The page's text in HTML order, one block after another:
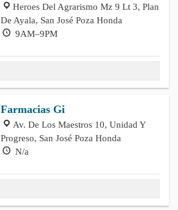
Heroes Del Agrarismo Mz 9 Lt 3, Plan
De Ayala, San José Poza Honda
9AM–9PM
Farmacias Gi
Av. De Los Maestros 10, Unidad Y
Progreso, San José Poza Honda
N/a